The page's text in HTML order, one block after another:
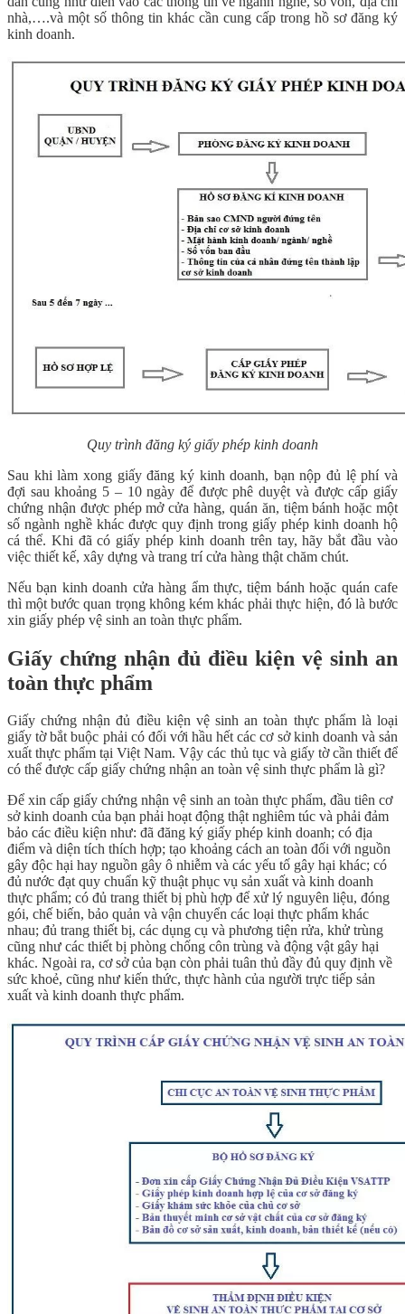
nhà,….và một số thông tin khác cần cung cấp trong hồ sơ đăng ký
kinh doanh.
Quy trình đăng ký giấy phép kinh doanh
Sau khi làm xong giấy đăng ký kinh doanh, bạn nộp đủ lệ phí và
đợi sau khoảng 5 – 10 ngày để được phê duyệt và được cấp giấy
chứng nhận được phép mở cửa hàng, quán ăn, tiệm bánh hoặc một
số ngành nghề khác được quy định trong giấy phép kinh doanh hộ
cá thể. Khi đã có giấy phép kinh doanh trên tay, hãy bắt đầu vào
việc thiết kế, xây dựng và trang trí cửa hàng thật chăm chút.
Nếu bạn kinh doanh cửa hàng ẩm thực, tiệm bánh hoặc quán cafe
thì một bước quan trọng không kém khác phải thực hiện, đó là bước
xin giấy phép vệ sinh an toàn thực phẩm.
Giấy chứng nhận đủ điều kiện vệ sinh an
toàn thực phẩm
Giấy chứng nhận đủ điều kiện vệ sinh an toàn thực phẩm là loại
giấy tờ bắt buộc phải có đối với hầu hết các cơ sở kinh doanh và sản
xuất thực phẩm tại Việt Nam. Vậy các thủ tục và giấy tờ cần thiết để
có thể được cấp giấy chứng nhận an toàn vệ sinh thực phẩm là gì?
Để xin cấp giấy chứng nhận vệ sinh an toàn thực phẩm, đầu tiên cơ
sở kinh doanh của bạn phải hoạt động thật nghiêm túc và phải đảm
bảo các điều kiện như: đã đăng ký giấy phép kinh doanh; có địa
điểm và diện tích thích hợp; tạo khoảng cách an toàn đối với nguồn
gây độc hại hay nguồn gây ô nhiễm và các yếu tố gây hại khác; có
đủ nước đạt quy chuẩn kỹ thuật phục vụ sản xuất và kinh doanh
thực phẩm; có đủ trang thiết bị phù hợp để xử lý nguyên liệu, đóng
gói, chế biến, bảo quản và vận chuyển các loại thực phẩm khác
nhau; đủ trang thiết bị, các dụng cụ và phương tiện rửa, khử trùng
cũng như các thiết bị phòng chống côn trùng và động vật gây hại
khác. Ngoài ra, cơ sở của bạn còn phải tuân thủ đầy đủ quy định về
sức khoẻ, cũng như kiến thức, thực hành của người trực tiếp sản
xuất và kinh doanh thực phẩm.